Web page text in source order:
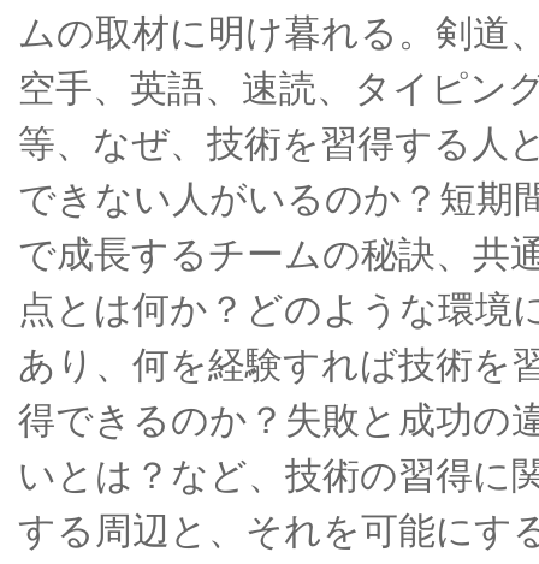
ムの取材に明け暮れる。剣道
空手、英語、速読、タイピン
等、なぜ、技術を習得する人
できない人がいるのか？短期
で成長するチームの秘訣、共
点とは何か？どのような環境
あり、何を経験すれば技術を
得できるのか？失敗と成功の
いとは？など、技術の習得に
する周辺と、それを可能にす